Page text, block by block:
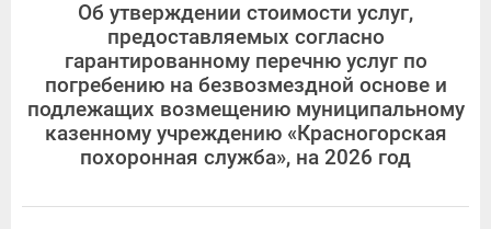
Об утверждении стоимости услуг,
предоставляемых согласно
гарантированному перечню услуг по
погребению на безвозмездной основе и
подлежащих возмещению муниципальному
казенному учреждению «Красногорская
похоронная служба», на 2026 год